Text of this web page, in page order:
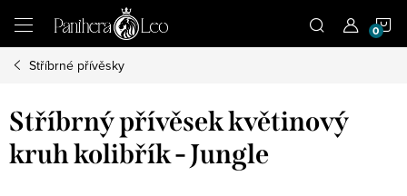
obsah
Stříbrné přívěsky
Stříbrný přívěsek květinový
kruh kolibřík - Jungle